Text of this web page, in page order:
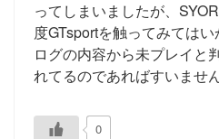
ってしまいましたが、
度GTsportを触ってみては
ログの内容から未プレイと
れてるのであればすいません
0